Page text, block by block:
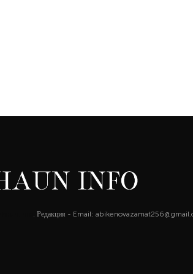
. Редакция - Email: